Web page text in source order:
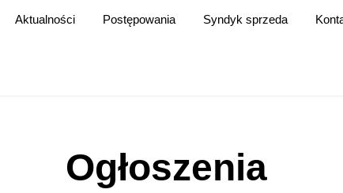
Aktualności Postępowania Syndyk sprzeda
Ogłoszenia